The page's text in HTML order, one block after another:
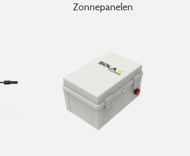
Zonnepanelen